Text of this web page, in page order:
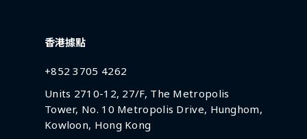
香港據點
+852 3705 4262
Units 2710-12, 27/F, The Metropolis
Tower, No. 10 Metropolis Drive, Hunghom,
Kowloon, Hong Kong